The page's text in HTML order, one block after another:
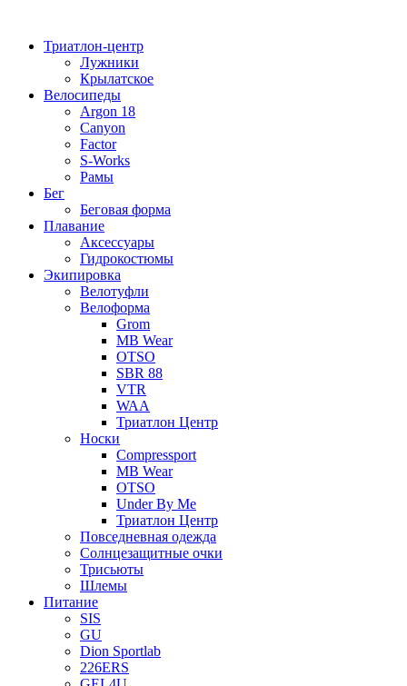
содержимому
Триатлон-центр
Лужники
Крылатское
Велосипеды
Argon 18
Canyon
Factor
S-Works
Рамы
Бег
Беговая форма
Плавание
Аксессуары
Гидрокостюмы
Экипировка
Велотуфли
Велоформа
Grom
MB Wear
OTSO
SBR 88
VTR
WAA
Триатлон Центр
Носки
Compressport
MB Wear
OTSO
Under By Me
Триатлон Центр
Повседневная одежда
Солнцезащитные очки
Трисьюты
Шлемы
Питание
SIS
GU
Dion Sportlab
226ERS